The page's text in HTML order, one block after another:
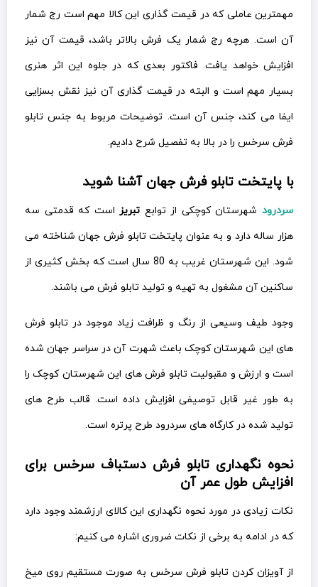
مهمترین عاملی که در قیمت گذاری این کالا مهم است رج شمار
آن است. هرچه رج شمار یک فرش بالاتر باشد، قیمت آن نیز
افزایش خواهد یافت. فاکتور بعدی که در جلوه این اثر هنری
بسیار مهم است و البته در قیمت گذاری آن نیز نقش بسزایی
ایفا می کند، جنس آن است. توضیحات مربوط به جنس تابلو
فرش سرخس را در بالا به تفصیل شرح دادیم.
با پایتخت تابلو فرش جهان آشنا شوید
سردرودشهرستان کوچکی از توابع تبریزاست که قدمتی سه
هزار ساله دارد و به عنوان پایتخت تابلو فرش جهان شناخته می
شود. این شهرستان غریب به 80 سال است که بخش کثیری از
ساکنین آن مشغول به تهیه و تولید تابلو فرش می باشند.
وجود طیف وسیعی از رنگ و ظرافت زیاد موجود در تابلو فرش
های این شهرستان کوچک باعث شهرت آن در سراسر جهان شده
است و ارزش و مقبولیت تابلو فرش های این شهرستان کوچک را
به طور غیر قابل توصیفی افزایش داده است. قالب طرح های
تولید شده در کارگاه های سردرود طرح پرتره است.
نحوه نگهداری تابلو فرش دستباف سرخس برای
افزایش طول عمر آن
نکات زیادی در مورد نحوه نگهداری این کالای ارزشمند وجود دارد
که در ادامه به برخی از نکات ضروری اشاره می کنیم:
از آویزان کردن تابلو فرش سرخس به صورت مستقیم روی میخ